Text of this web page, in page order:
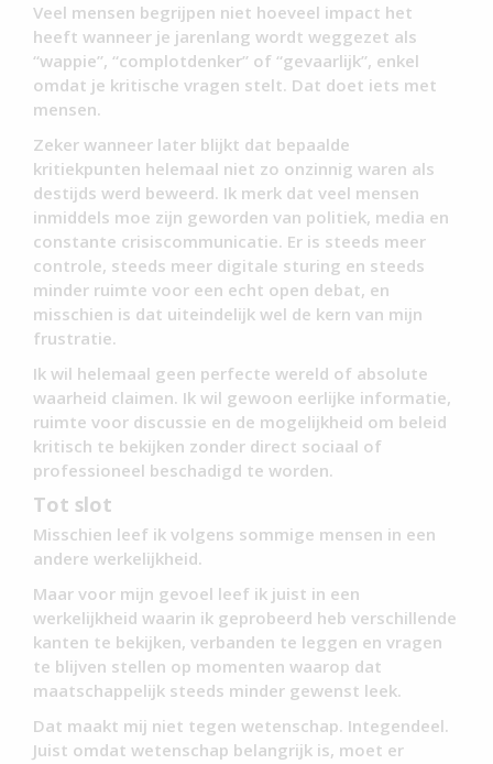
Veel mensen begrijpen niet hoeveel impact het
heeft wanneer je jarenlang wordt weggezet als
“wappie”, “complotdenker” of “gevaarlijk”, enkel
omdat je kritische vragen stelt. Dat doet iets met
mensen.
Zeker wanneer later blijkt dat bepaalde
kritiekpunten helemaal niet zo onzinnig waren als
destijds werd beweerd. Ik merk dat veel mensen
inmiddels moe zijn geworden van politiek, media en
constante crisiscommunicatie. Er is steeds meer
controle, steeds meer digitale sturing en steeds
minder ruimte voor een echt open debat, en
misschien is dat uiteindelijk wel de kern van mijn
frustratie.
Ik wil helemaal geen perfecte wereld of absolute
waarheid claimen. Ik wil gewoon eerlijke informatie,
ruimte voor discussie en de mogelijkheid om beleid
kritisch te bekijken zonder direct sociaal of
professioneel beschadigd te worden.
Tot slot
Misschien leef ik volgens sommige mensen in een
andere werkelijkheid.
Maar voor mijn gevoel leef ik juist in een
werkelijkheid waarin ik geprobeerd heb verschillende
kanten te bekijken, verbanden te leggen en vragen
te blijven stellen op momenten waarop dat
maatschappelijk steeds minder gewenst leek.
Dat maakt mij niet tegen wetenschap. Integendeel.
Juist omdat wetenschap belangrijk is, moet er